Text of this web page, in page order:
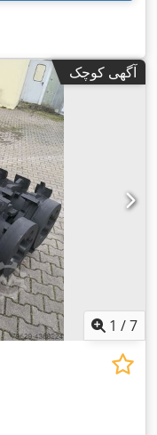
آگهی کوچک
1 /7